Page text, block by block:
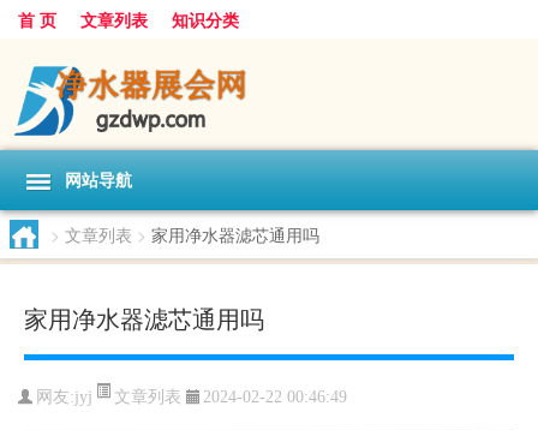
首 页 文章列表 知识分类
网站导航
> 文章列表 > 家用净水器滤芯通用吗
家用净水器滤芯通用吗
网友:jyj 文章列表 2024-02-22 00:46:49